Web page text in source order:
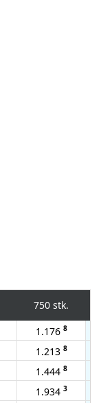
750 stk.
1.176 8
1.213 8
1.444 8
1.934 3